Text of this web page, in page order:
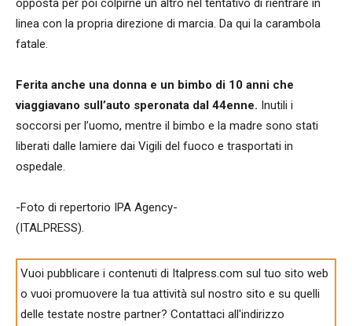
opposta per poi colpirne un altro nel tentativo di rientrare in
linea con la propria direzione di marcia. Da qui la carambola
fatale.
Ferita anche una donna e un bimbo di 10 anni che
viaggiavano sull’auto speronata dal 44enne. Inutili i
soccorsi per l’uomo, mentre il bimbo e la madre sono stati
liberati dalle lamiere dai Vigili del fuoco e trasportati in
ospedale.
-Foto di repertorio IPA Agency-
(ITALPRESS).
Vuoi pubblicare i contenuti di Italpress.com sul tuo sito web
o vuoi promuovere la tua attività sul nostro sito e su quelli
delle testate nostre partner? Contattaci all'indirizzo